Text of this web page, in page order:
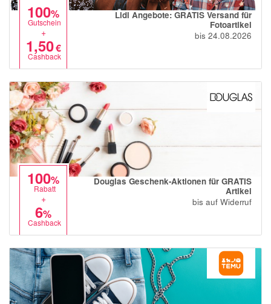
100%
Gutschein
+
1,50€
Cashback
Lidl Angebote: GRATIS Versand für
Fotoartikel
bis 24.08.2026
100%
Rabatt
+
6%
Cashback
Douglas Geschenk-Aktionen für GRATIS
Artikel
bis auf Widerruf